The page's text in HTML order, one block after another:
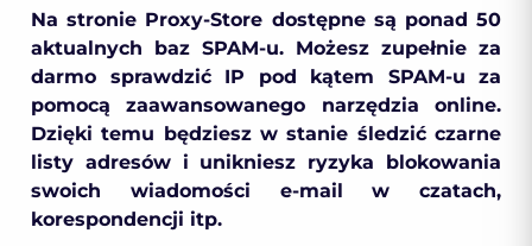
Na stronie Proxy-Store dostępne są ponad 50
aktualnych baz SPAM-u. Możesz zupełnie za
darmo sprawdzić IP pod kątem SPAM-u za
pomocą zaawansowanego narzędzia online.
Dzięki temu będziesz w stanie śledzić czarne
listy adresów i unikniesz ryzyka blokowania
swoich wiadomości e-mail w czatach,
korespondencji itp.